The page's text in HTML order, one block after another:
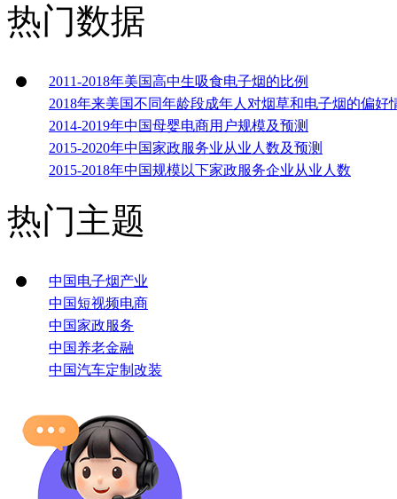
热门数据
2011-2018年美国高中生吸食电子烟的比例
2018年来美国不同年龄段成年人对烟草和电子烟的偏好
2014-2019年中国母婴电商用户规模及预测
2015-2020年中国家政服务业从业人数及预测
2015-2018年中国规模以下家政服务企业从业人数
热门主题
中国电子烟产业
中国短视频电商
中国家政服务
中国养老金融
中国汽车定制改装